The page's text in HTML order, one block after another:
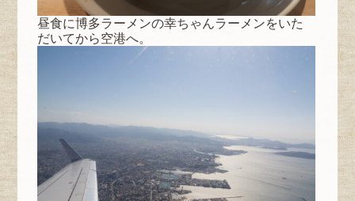
昼食に博多ラーメンの幸ちゃんラーメンをいた
だいてから空港へ。